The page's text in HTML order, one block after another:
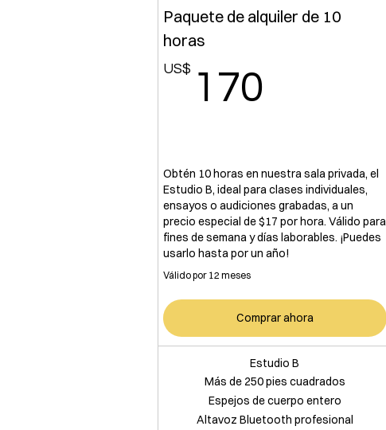
Paquete de alquiler de 10
horas
US$ 170
Obtén 10 horas en nuestra sala privada, el
Estudio B, ideal para clases individuales,
ensayos o audiciones grabadas, a un
precio especial de $17 por hora. Válido para
fines de semana y días laborables. ¡Puedes
usarlo hasta por un año!
Válido por 12 meses
Comprar ahora
Estudio B
Más de 250 pies cuadrados
Espejos de cuerpo entero
Altavoz Bluetooth profesional